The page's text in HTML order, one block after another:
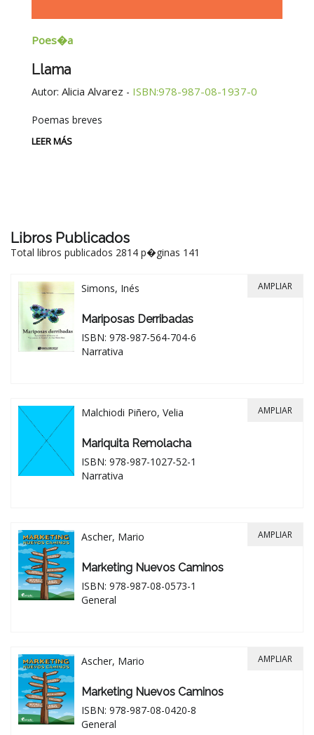
Poes�a
Llama
Autor: Alicia Alvarez - ISBN:978-987-08-1937-0
Poemas breves
LEER MÁS
Libros Publicados
Total libros publicados 2814 p�ginas 141
Simons, Inés
Mariposas Derribadas
ISBN: 978-987-564-704-6
Narrativa
AMPLIAR
Malchiodi Piñero, Velia
Mariquita Remolacha
ISBN: 978-987-1027-52-1
Narrativa
AMPLIAR
Ascher, Mario
Marketing Nuevos Caminos
ISBN: 978-987-08-0573-1
General
AMPLIAR
Ascher, Mario
Marketing Nuevos Caminos
ISBN: 978-987-08-0420-8
General
AMPLIAR